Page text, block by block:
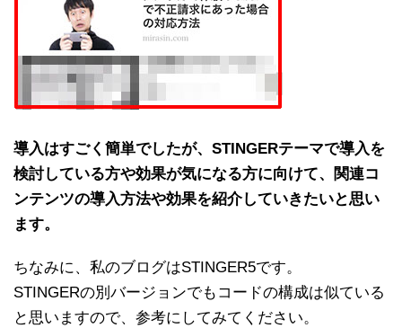
導入はすごく簡単でしたが、STINGERテーマで導入を
検討している方や効果が気になる方に向けて、関連コ
ンテンツの導入方法や効果を紹介していきたいと思い
ます。
ちなみに、私のブログはSTINGER5です。
STINGERの別バージョンでもコードの構成は似ている
と思いますので、参考にしてみてください。